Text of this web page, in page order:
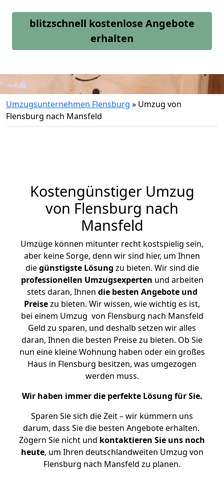
blitzschnell kostenlose Angebote
erhalten
Umzugsunternehmen Flensburg » Umzug von
Flensburg nach Mansfeld
Kostengünstiger Umzug
von Flensburg nach
Mansfeld
Umzüge können mitunter recht kostspielig sein,
aber keine Sorge, denn wir sind hier, um Ihnen
diegünstigste Lösung zu bieten. Wir sind die
professionellen Umzugsexperten und arbeiten
stets daran, Ihnen die besten Angebote und
Preisezu bieten. Wir wissen, wie wichtig es ist,
bei einem Umzug von Flensburg nach Mansfeld
Geld zu sparen, und deshalb setzen wir alles
daran, Ihnen die besten Preise zu bieten. Ob Sie
nun eine kleine Wohnung haben oder ein großes
Haus in Flensburg besitzen, was umgezogen
werden muss.
Wir haben immer die perfekte Lösung für Sie.
Sparen Sie sich die Zeit – wir kümmern uns
darum, dass Sie die besten Angebote erhalten.
Zögern Sie nicht und kontaktieren Sie uns noch
heute, um Ihren deutschlandweiten Umzug von
Flensburg nach Mansfeld zu planen.